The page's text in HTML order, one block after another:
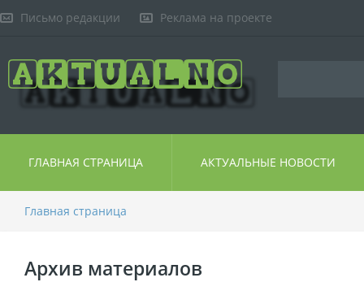
Письмо редакции Реклама на проекте
ГЛАВНАЯ СТРАНИЦА АКТУАЛЬНЫЕ НОВОСТИ
Главная страница
Архив материалов